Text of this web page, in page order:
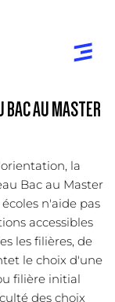
AU MASTER
la
Bac au Master
n'aide pas
accessibles
les filières, de
le choix d'une
filière initial
des choix